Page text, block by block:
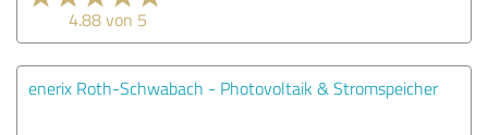
4.88 von 5
enerix Roth-Schwabach - Photovoltaik & Stromspeicher